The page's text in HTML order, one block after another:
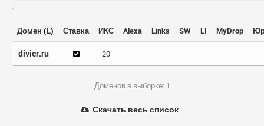
Домен (L) Ставка ИКС Alexa Links SW LI MyDrop
divier.ru 20
Доменов в выборке: 1
Скачать весь список